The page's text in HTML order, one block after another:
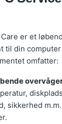
er et
til din
omfatter:
sikkerhed